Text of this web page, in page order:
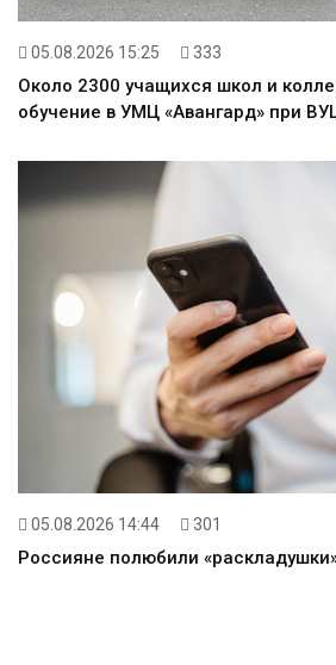
05.08.2026 15:25 333
Около 2300 учащихся школ и
обучение в УМЦ «Авангард» при
05.08.2026 14:44 301
Россияне полюбили